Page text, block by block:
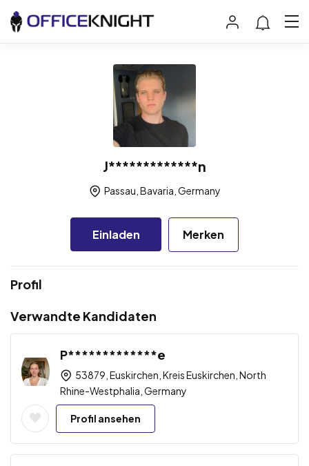
J*************n
Passau, Bavaria, Germany
Einladen Merken
Profil
Verwandte Kandidaten
P*************e
53879, Euskirchen, Kreis Euskirchen, North
Rhine-Westphalia, Germany
Profil ansehen